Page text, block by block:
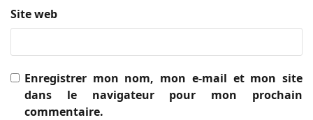
Site web
Enregistrer mon nom, mon e-mail et mon site
dans le navigateur pour mon prochain
commentaire.